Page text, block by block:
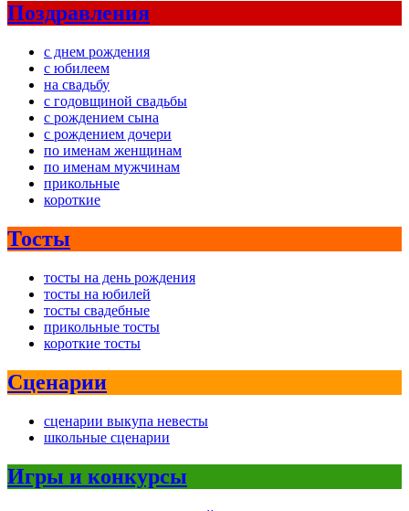
Поздравления
с днем рождения
с юбилеем
на свадьбу
с годовщиной свадьбы
с рождением сына
с рождением дочери
по именам женщинам
по именам мужчинам
прикольные
короткие
Тосты
тосты на день рождения
тосты на юбилей
тосты свадебные
прикольные тосты
короткие тосты
Сценарии
сценарии выкупа невесты
школьные сценарии
Игры и конкурсы